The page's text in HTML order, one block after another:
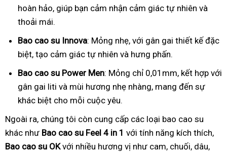
hoàn hảo, giúp bạn cảm nhận cảm giác tự nhiên và
thoải mái.
Bao cao su Innova: Mỏng nhẹ, với gân gai thiết kế đặc
biệt, tạo cảm giác tự nhiên và hưng phấn.
Bao cao su Power Men: Mỏng chỉ 0,01mm, kết hợp với
gân gai liti và mùi hương nhẹ nhàng, mang đến sự
khác biệt cho mỗi cuộc yêu.
Ngoài ra, chúng tôi còn cung cấp các loại bao cao su
khác như Bao cao su Feel 4 in 1 với tính năng kích thích,
Bao cao su OKvới nhiều hương vị như cam, chuối, dâu,